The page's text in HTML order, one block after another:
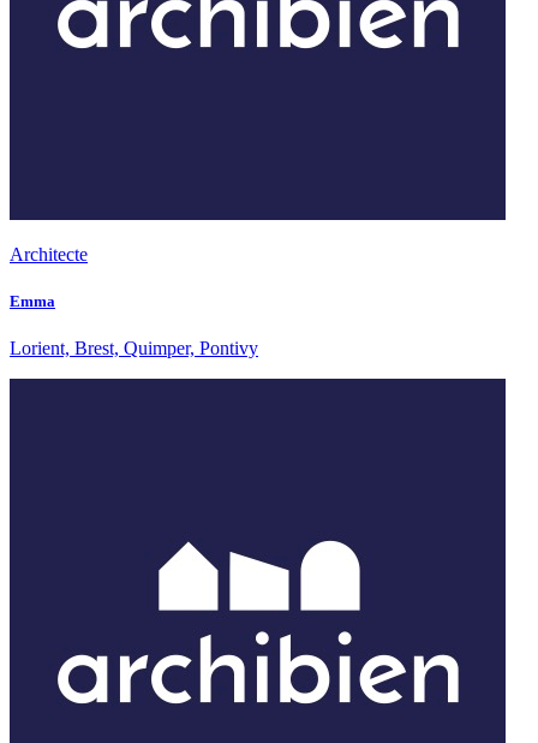
Architecte
Emma
Lorient, Brest, Quimper, Pontivy